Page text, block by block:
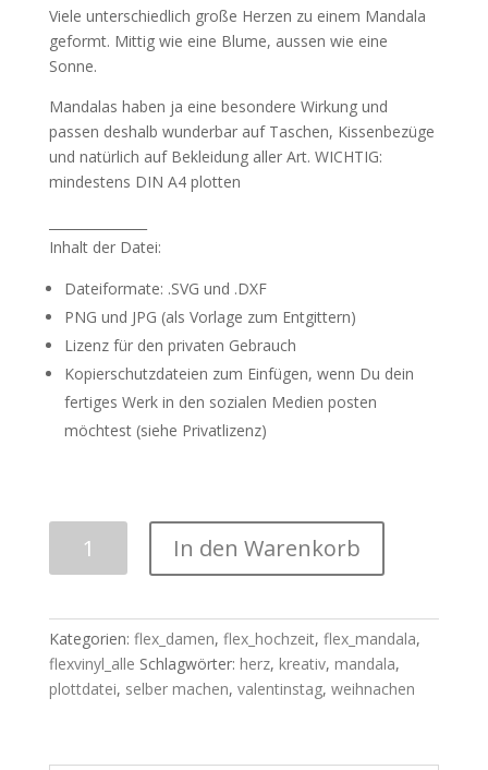
Viele unterschiedlich große Herzen zu einem Mandala
geformt. Mittig wie eine Blume, aussen wie eine
Sonne.
Mandalas haben ja eine besondere Wirkung und
passen deshalb wunderbar auf Taschen, Kissenbezüge
und natürlich auf Bekleidung aller Art. WICHTIG:
mindestens DIN A4 plotten
Inhalt der Datei:
Dateiformate: .SVG und .DXF
PNG und JPG (als Vorlage zum Entgittern)
Lizenz für den privaten Gebrauch
Kopierschutzdateien zum Einfügen, wenn Du dein
fertiges Werk in den sozialen Medien posten
möchtest (siehe Privatlizenz)
SVG+DXF
Menge
In den Warenkorb
Kategorien: flex_damen, flex_hochzeit, flex_mandala,
flexvinyl_alle Schlagwörter: herz, kreativ, mandala,
plottdatei, selber machen, valentinstag, weihnachen